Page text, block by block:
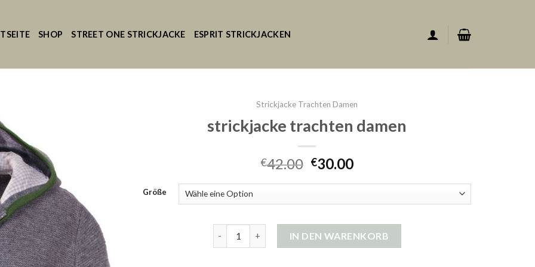
SHOP STREET ONE STRICKJACKE ESPRIT STRICKJACKEN
Strickjacke Trachten Damen
strickjacke trachten damen
€42.00 €30.00
Größe
IN DEN WARENKORB